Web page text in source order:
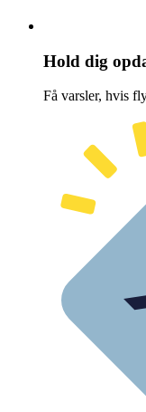
Hold dig
Få varsler, hvis